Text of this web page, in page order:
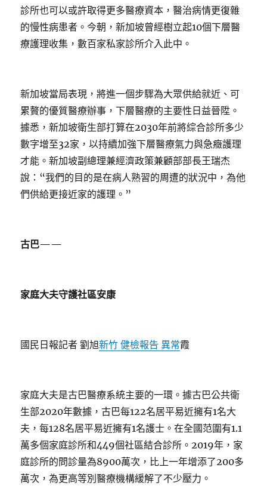
診所也可以或許取得更多醫療資本，醫治病情更復雜
的慢性病患者。今朝，新加坡曾經樹立起10個下層醫
療護理收集，數百家私家診所介入此中。
新加坡當局表現，將進一個步驟為大眾供給就近、可
累贅的優質醫療辦事，下層醫療的主要性日益晉陞。
據悉，新加坡衛生部打算在2030年前將綜合診所多少
數字增至32家，以持續加強下層醫療氣力與急癥護理
才能。新加坡副總理兼經濟政策兼顧部部長王瑞杰
說：“我們的目的是在病人熟習的周遭的狀況中，為他
們供給更接近家的護理。”
古巴——
家庭大夫守護社區安康
國民日報記者 劉旭新竹 健檢報告 異常霞
家庭大夫是古巴醫療系統主要的一環。據古巴公共衛
生部2020年數據，古巴每122名居平易近擁有1名大
夫，每128名居平易近擁有1名護士。在全國范圍有1.1
萬多個家庭診所和449個社區結合診所。2019年，家
庭診所的問診量為8900萬次，比上一年增添了200多
萬次，為更高等別醫療機構緩解了不少壓力。